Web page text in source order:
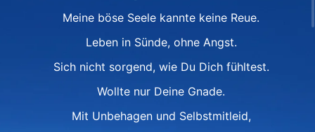
Meine böse Seele kannte keine Reue.
Leben in Sünde, ohne Angst.
Sich nicht sorgend, wie Du Dich fühltest.
Wollte nur Deine Gnade.
Mit Unbehagen und Selbstmitleid,